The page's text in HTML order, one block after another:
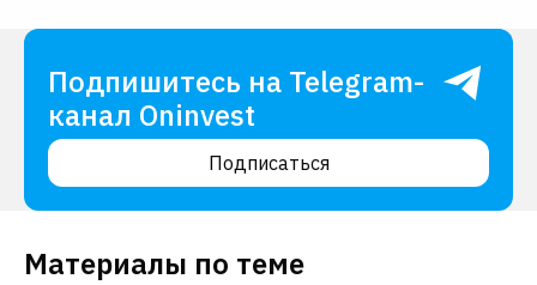
Подпишитесь на Telegram-
канал Oninvest
Подписаться
Материалы по теме